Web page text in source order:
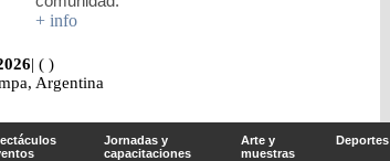
+ info
| ( )
Argentina
Jornadas y
capacitaciones
Arte y
muestras
Deportes